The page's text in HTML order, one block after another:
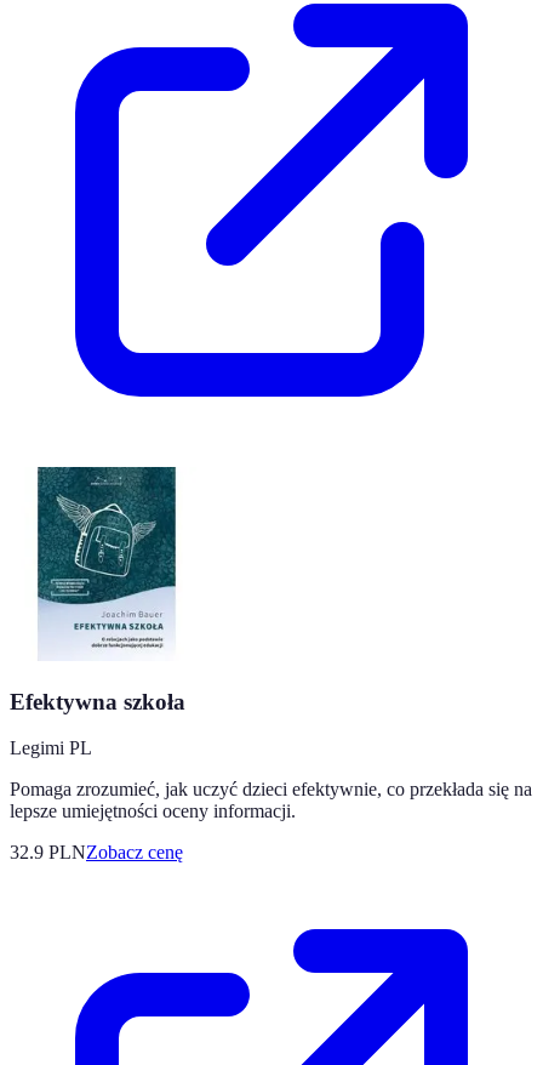
Efektywna szkoła
Legimi PL
Pomaga zrozumieć, jak uczyć dzieci efektywnie, co przekłada się na
lepsze umiejętności oceny informacji.
32.9 PLNZobacz cenę